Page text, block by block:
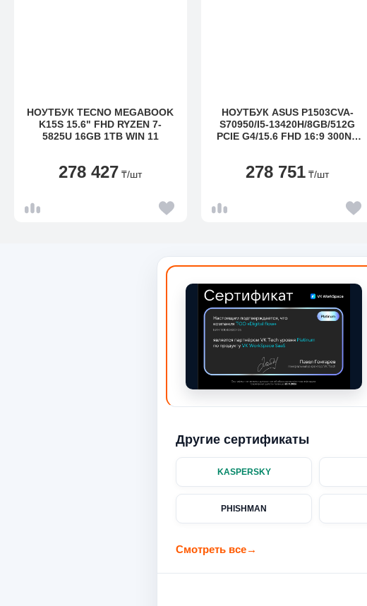
НОУТБУК TECNO MEGABOOK
K15S 15.6" FHD RYZEN 7-
5825U 16GB 1TB WIN 11
278 427 ₸/шт
НОУТБУК ASUS P1503CVA-
S70950/I5-13420H/8GB/512G
PCIE G4/15.6 FHD 16:9 300NT
278 751 ₸/шт
Другие сертификаты
KASPERSKY
PHISHMAN
Смотреть все→